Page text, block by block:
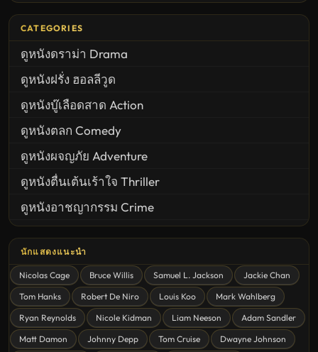
CATEGORIES
ดูหนังดราม่า Drama
ดูหนังฝรั่ง ฮอลลีวูด
ดูหนังบู๊เลือดสาด Action
ดูหนังตลก Comedy
ดูหนังผจญภัย Adventure
ดูหนังตื่นเต้นเร้าใจ Thriller
ดูหนังอาชญากรรม Crime
ดูหนังสยองขวัญ Horror
ดูหนังโรแมนติก Romance
หนังชีวิต
ดูหนังแฟนตาซี Fantasy
นักแสดงแนะนำ
Nicolas Cage Bruce Willis Samuel L. Jackson
Jackie Chan
Tom Hanks
Robert De Niro Louis Koo
Mark Wahlberg
Ryan Reynolds
Nicole Kidman Liam Neeson
Adam Sandler
Matt Damon
Johnny Depp Tom Cruise
Dwayne Johnson